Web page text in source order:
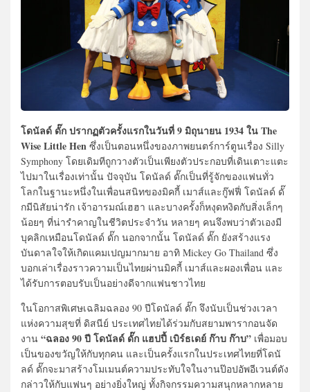
โดนัลด์ ดั๊ก ปรากฏตัวครั้งแรกในวันที่ 9 มิถุนายน 1934 ใน The
Wise Little Hen ซึ่งเป็นตอนหนึ่งของภาพยนตร์การ์ตูนเรื่อง Silly
Symphony โดยเดิมทีถูกวางตัวเป็นเพียงตัวประกอบที่เดินเตาะแตะ
ไปมาในเรื่องเท่านั้น ปัจจุบัน โดนัลด์ ดั๊กเป็นที่รู้จักของแฟนทั่ว
โลกในฐานะหนึ่งในเพื่อนสนิทของมิคกี้ เมาส์และกู๊ฟฟี่ โดนัลด์ ดั๊
กมีนิสัยน่ารัก เจ้าอารมณ์เฮฮา และบางครั้งก็หงุดหงิดกับสิ่งเล็กๆ
น้อยๆ ที่น่ารำคาญในชีวิตประจำวัน หลายๆ คนจึงพบว่าตัวเองมี
บุคลิกเหมือนโดนัลด์ ดั๊ก นอกจากนั้น โดนัลด์ ดั๊ก ยังสร้างแรง
บันดาลใจให้เกิดแคมเปญมากมาย อาทิ Mickey Go Thailand ซึ่ง
บอกเล่าเรื่องราวความเป็นไทยผ่านมิคกี้ เมาส์และผองเพื่อน และ
ได้รับการตอบรับเป็นอย่างดีจากแฟนชาวไทย
ในโอกาสพิเศษเฉลิมฉลอง 90 ปีโดนัลด์ ดั๊ก จึงนับเป็นช่วงเวลา
แห่งความสุขที่ ดิสนีย์ ประเทศไทยได้ร่วมกับสยามพารากอนจัด
งาน “ฉลอง 90 ปี โดนัลด์ ดั๊ก แฮปปี้ เบิร์ธเดย์ ก๊าบ ก๊าบ” เพื่อมอบ
เป็นของขวัญให้กับทุกคน และเป็นครั้งแรกในประเทศไทยที่โดนั
ลด์ ดั๊กจะมาสร้างโมเมนต์ความประทับใจในงานป๊อปอัพอีเวนต์ดัง
กล่าวให้กับแฟนๆ อย่างยิ่งใหญ่ ทั้งกิจกรรมความสนุกหลากหลาย